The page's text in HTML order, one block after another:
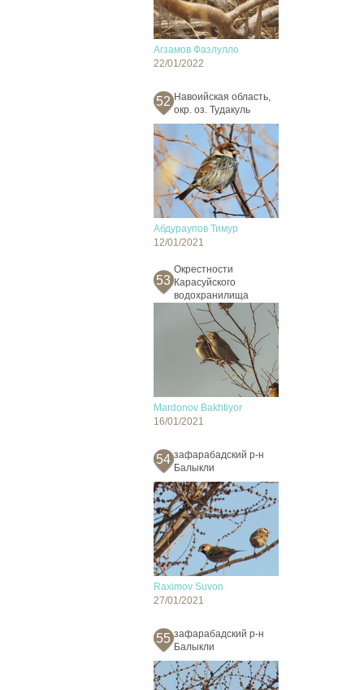
Агзамов Фазлулло
22/01/2022
52 Навоийская область,
окр. оз. Тудакуль
Абдураупов Тимур
12/01/2021
53
Окрестности
Карасуйского
водохранилища
Mardonov Bakhtiyor
16/01/2021
54 зафарабадский р-н
Балыкли
Raximov Suvon
27/01/2021
55 зафарабадский р-н
Балыкли